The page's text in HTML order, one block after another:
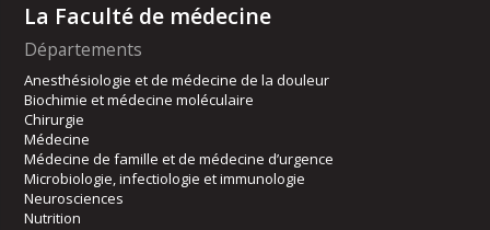
La Faculté de médecine
Départements
Anesthésiologie et de médecine de la douleur
Biochimie et médecine moléculaire
Chirurgie
Médecine
Médecine de famille et de médecine d’urgence
Microbiologie, infectiologie et immunologie
Neurosciences
Nutrition